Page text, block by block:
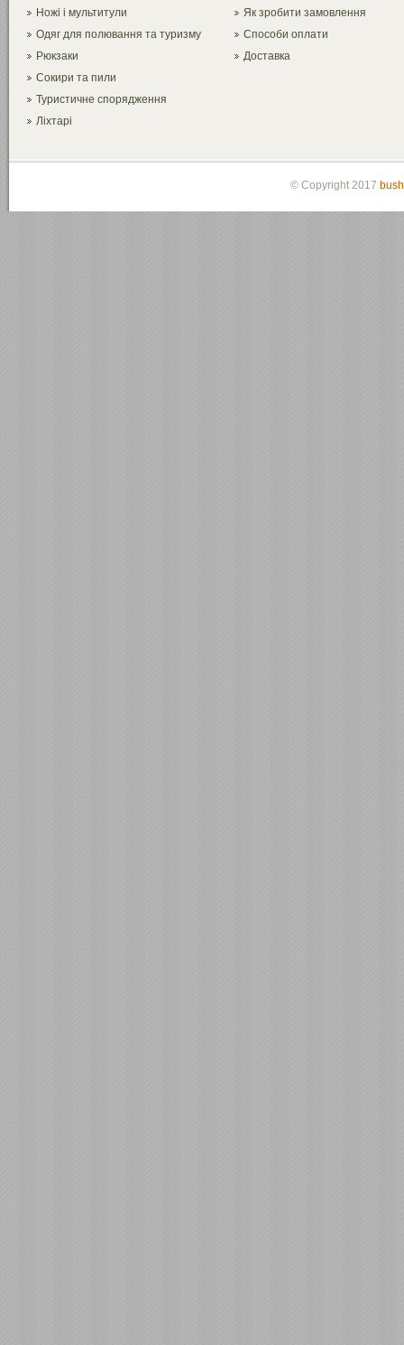
Ножі і мультитули
Одяг для полювання та туризму
Рюкзаки
Сокири та пили
Туристичне спорядження
Ліхтарі
Як зробити замовлення
Способи оплати
Доставка
© Copyright 2017